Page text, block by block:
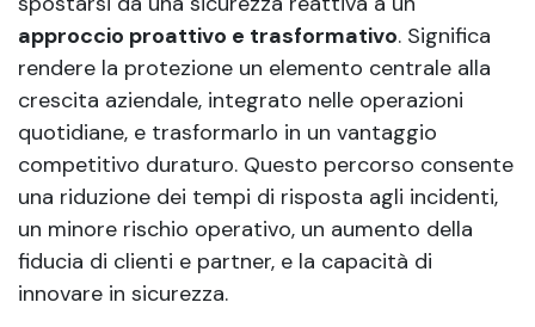
approccio proattivo e trasformativo. Significa
rendere la protezione un elemento centrale alla
crescita aziendale, integrato nelle operazioni
quotidiane, e trasformarlo in un vantaggio
competitivo duraturo. Questo percorso consente
una riduzione dei tempi di risposta agli incidenti,
un minore rischio operativo, un aumento della
fiducia di clienti e partner, e la capacità di
innovare in sicurezza.